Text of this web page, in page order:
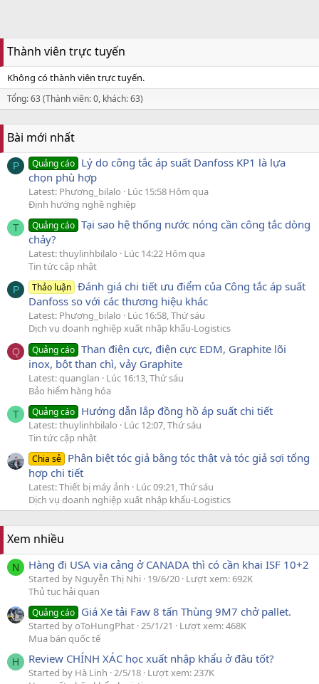
Thành viên trực tuyến
Không có thành viên trực tuyến.
Tổng: 63 (Thành viên: 0, khách: 63)
Bài mới nhất
P Quảng cáo Lý do công tắc áp suất Danfoss KP1 là lựa
chọn phù hợp
Latest: Phương_bilalo
Lúc 15:58 Hôm qua
Định hướng nghề nghiệp
T Quảng cáo Tại sao hệ thống nước nóng cần công tắc dòng
chảy?
Latest: thuylinhbilalo
Lúc 14:22 Hôm qua
Tin tức cập nhật
P Thảo luận Đánh giá chi tiết ưu điểm của Công tắc áp suất
Danfoss so với các thương hiệu khác
Latest: Phương_bilalo
Lúc 16:58, Thứ sáu
Dịch vụ doanh nghiệp xuất nhập khẩu-Logistics
Q Quảng cáo Than điện cực, điện cực EDM, Graphite lõi
inox, bột than chì, vảy Graphite
Latest: quanglan
Lúc 16:13, Thứ sáu
Bảo hiểm hàng hóa
T Quảng cáo Hướng dẫn lắp đồng hồ áp suất chi tiết
Latest: thuylinhbilalo
Lúc 12:07, Thứ sáu
Tin tức cập nhật
Chia sẻ Phân biệt tóc giả bằng tóc thật và tóc giả sợi tổng
hợp chi tiết
Latest: Thiết bị máy ảnh
Lúc 09:21, Thứ sáu
Dịch vụ doanh nghiệp xuất nhập khẩu-Logistics
Xem nhiều
N Hàng đi USA via cảng ở CANADA thì có cần khai ISF 10+2
Started by Nguyễn Thị Nhi 19/6/20 Lượt xem: 692K
Thủ tục hải quan
Quảng cáo Giá Xe tải Faw 8 tấn Thùng 9M7 chở pallet.
Started by oToHungPhat 25/1/21
Lượt xem: 468K
Mua bán quốc tế
H Review CHÍNH XÁC học xuất nhập khẩu ở đâu tốt?
Started by Hà Linh 2/5/18 Lượt xem: 237K